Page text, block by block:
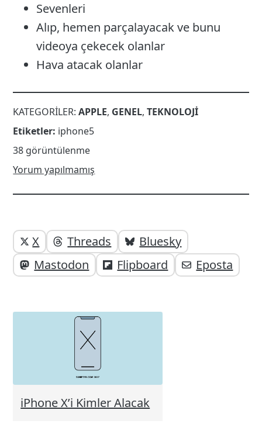
Sevenleri
Alıp, hemen parçalayacak ve bunu
videoya çekecek olanlar
Hava atacak olanlar
KATEGORILER:APPLE, GENEL,TEKNOLOJI
Etiketler: iphone5
38 görüntülenme
Yorum yapılmamış
Yazı
altı
elemanları
Yazıyı
paylaşabilirsiniz;
X Threads
Bluesky
Mastodon
Flipboard Eposta
iPhone X’i Kimler Alacak